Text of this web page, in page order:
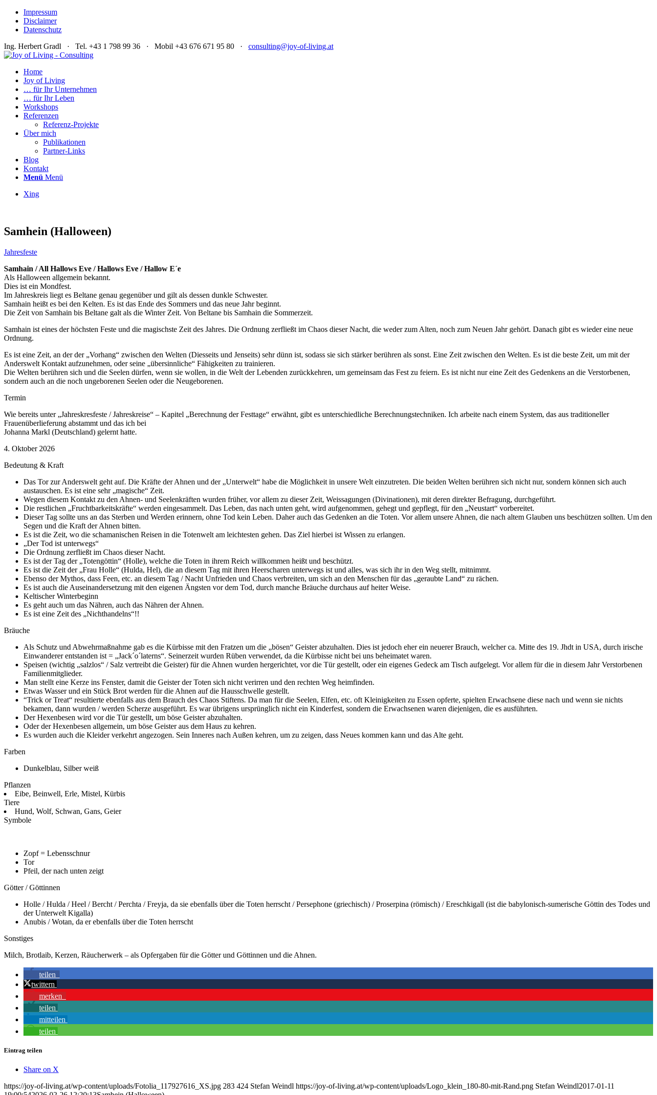
Impressum
Disclaimer
Datenschutz
Ing. Herbert Gradl · Tel. +43 1 798 99 36 · Mobil +43 676 671 95 80 · consulting@joy-of-living.at
Home
Joy of Living
… für Ihr Unternehmen
… für Ihr Leben
Workshops
Referenzen
Referenz-Projekte
Über mich
Publikationen
Partner-Links
Blog
Kontakt
Menü Menü
Xing
Samhein (Halloween)
Jahresfeste
Samhain / All Hallows Eve / Hallows Eve / Hallow E´e
Als Halloween allgemein bekannt.
Dies ist ein Mondfest.
Im Jahreskreis liegt es Beltane genau gegenüber und gilt als dessen dunkle Schwester.
Samhain heißt es bei den Kelten. Es ist das Ende des Sommers und das neue Jahr beginnt.
Die Zeit von Samhain bis Beltane galt als die Winter Zeit. Von Beltane bis Samhain die Sommerzeit.
Samhain ist eines der höchsten Feste und die magischste Zeit des Jahres. Die Ordnung zerfließt im Chaos dieser Nacht, die weder zum Alten, noch zum Neuen Jahr gehört. Danach gibt es wieder eine neue
Ordnung.
Es ist eine Zeit, an der der „Vorhang“ zwischen den Welten (Diesseits und Jenseits) sehr dünn ist, sodass sie sich stärker berühren als sonst. Eine Zeit zwischen den Welten. Es ist die beste Zeit, um mit der
Anderswelt Kontakt aufzunehmen, oder seine „übersinnliche“ Fähigkeiten zu trainieren.
Die Welten berühren sich und die Seelen dürfen, wenn sie wollen, in die Welt der Lebenden zurückkehren, um gemeinsam das Fest zu feiern. Es ist nicht nur eine Zeit des Gedenkens an die Verstorbenen,
sondern auch an die noch ungeborenen Seelen oder die Neugeborenen.
Termin
Wie bereits unter „Jahreskresfeste / Jahreskreise“ – Kapitel „Berechnung der Festtage“ erwähnt, gibt es unterschiedliche Berechnungstechniken. Ich arbeite nach einem System, das aus traditioneller
Frauenüberlieferung abstammt und das ich bei
Johanna Markl (Deutschland) gelernt hatte.
4. Oktober 2026
Bedeutung & Kraft
Das Tor zur Anderswelt geht auf. Die Kräfte der Ahnen und der „Unterwelt“ habe die Möglichkeit in unsere Welt einzutreten. Die beiden Welten berühren sich nicht nur, sondern können sich auch
austauschen. Es ist eine sehr „magische“ Zeit.
Wegen diesem Kontakt zu den Ahnen- und Seelenkräften wurden früher, vor allem zu dieser Zeit, Weissagungen (Divinationen), mit deren direkter Befragung, durchgeführt.
Die restlichen „Fruchtbarkeitskräfte“ werden eingesammelt. Das Leben, das nach unten geht, wird aufgenommen, gehegt und gepflegt, für den „Neustart“ vorbereitet.
Dieser Tag sollte uns an das Sterben und Werden erinnern, ohne Tod kein Leben. Daher auch das Gedenken an die Toten. Vor allem unsere Ahnen, die nach altem Glauben uns beschützen sollten. Um den
Segen und die Kraft der Ahnen bitten.
Es ist die Zeit, wo die schamanischen Reisen in die Totenwelt am leichtesten gehen. Das Ziel hierbei ist Wissen zu erlangen.
„Der Tod ist unterwegs“
Die Ordnung zerfließt im Chaos dieser Nacht.
Es ist der Tag der „Totengöttin“ (Holle), welche die Toten in ihrem Reich willkommen heißt und beschützt.
Es ist die Zeit der „Frau Holle“ (Hulda, Hel), die an diesem Tag mit ihren Heerscharen unterwegs ist und alles, was sich ihr in den Weg stellt, mitnimmt.
Ebenso der Mythos, dass Feen, etc. an diesem Tag / Nacht Unfrieden und Chaos verbreiten, um sich an den Menschen für das „geraubte Land“ zu rächen.
Es ist auch die Auseinandersetzung mit den eigenen Ängsten vor dem Tod, durch manche Bräuche durchaus auf heiter Weise.
Keltischer Winterbeginn
Es geht auch um das Nähren, auch das Nähren der Ahnen.
Es ist eine Zeit des „Nichthandelns“!!
Bräuche
Als Schutz und Abwehrmaßnahme gab es die Kürbisse mit den Fratzen um die „bösen“ Geister abzuhalten. Dies ist jedoch eher ein neuerer Brauch, welcher ca. Mitte des 19. Jhdt in USA, durch irische
Einwanderer entstanden ist = „Jack´o´laterns“. Seinerzeit wurden Rüben verwendet, da die Kürbisse nicht bei uns beheimatet waren.
Speisen (wichtig „salzlos“ / Salz vertreibt die Geister) für die Ahnen wurden hergerichtet, vor die Tür gestellt, oder ein eigenes Gedeck am Tisch aufgelegt. Vor allem für die in diesem Jahr Verstorbenen
Familienmitglieder.
Man stellt eine Kerze ins Fenster, damit die Geister der Toten sich nicht verirren und den rechten Weg heimfinden.
Etwas Wasser und ein Stück Brot werden für die Ahnen auf die Hausschwelle gestellt.
“Trick or Treat“ resultierte ebenfalls aus dem Brauch des Chaos Stiftens. Da man für die Seelen, Elfen, etc. oft Kleinigkeiten zu Essen opferte, spielten Erwachsene diese nach und wenn sie nichts
bekamen, dann wurden / werden Scherze ausgeführt. Es war übrigens ursprünglich nicht ein Kinderfest, sondern die Erwachsenen waren diejenigen, die es ausführten.
Der Hexenbesen wird vor die Tür gestellt, um böse Geister abzuhalten.
Oder der Hexenbesen allgemein, um böse Geister aus dem Haus zu kehren.
Es wurden auch die Kleider verkehrt angezogen. Sein Inneres nach Außen kehren, um zu zeigen, dass Neues kommen kann und das Alte geht.
Farben
Dunkelblau, Silber weiß
Pflanzen
Eibe, Beinwell, Erle, Mistel, Kürbis
Tiere
Hund, Wolf, Schwan, Gans, Geier
Symbole
Zopf = Lebensschnur
Tor
Pfeil, der nach unten zeigt
Götter / Göttinnen
Holle / Hulda / Heel / Bercht / Perchta / Freyja, da sie ebenfalls über die Toten herrscht / Persephone (griechisch) / Proserpina (römisch) / Ereschkigall (ist die babylonisch-sumerische Göttin des Todes und
der Unterwelt Kigalla)
Anubis / Wotan, da er ebenfalls über die Toten herrscht
Sonstiges
Milch, Brotlaib, Kerzen, Räucherwerk – als Opfergaben für die Götter und Göttinnen und die Ahnen.
teilen
twittern
merken
teilen
mitteilen
teilen
Eintrag teilen
Share on X
https://joy-of-living.at/wp-content/uploads/Fotolia_117927616_XS.jpg 283 424 Stefan Weindl https://joy-of-living.at/wp-content/uploads/Logo_klein_180-80-mit-Rand.png Stefan Weindl2017-01-11